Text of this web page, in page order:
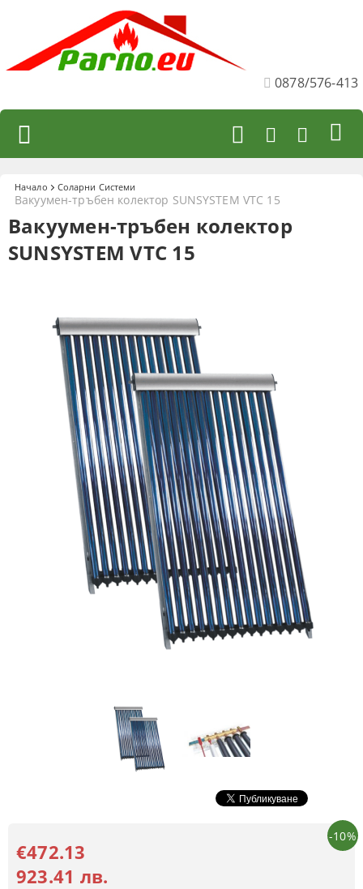
0878/576-413
Начало Соларни Системи
Вакуумен-тръбен колектор SUNSYSTEM VTC 15
Вакуумен-тръбен колектор
SUNSYSTEM VTC 15
-10%
€472.13
923.41 лв.